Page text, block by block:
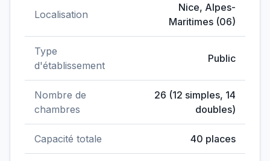
Localisation
Nice, Alpes-
Maritimes (06)
Type
d'établissement
Public
Nombre de
chambres
26 (12 simples, 14
doubles)
Capacité totale 40 places